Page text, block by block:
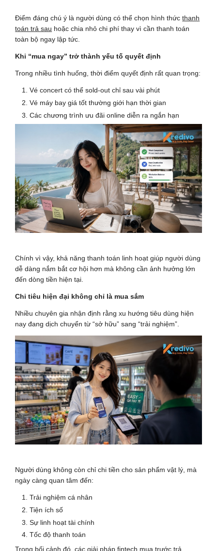
Điểm đáng chú ý là người dùng có thể chọn hình thứcthanh
toán trả sau hoặc chia nhỏ chi phí thay vì cần thanh toán
toàn bộ ngay lập tức.
Khi “mua ngay” trở thành yếu tố quyết định
Trong nhiều tình huống, thời điểm quyết định rất quan trọng:
Vé concert có thể sold-out chỉ sau vài phút
Vé máy bay giá tốt thường giới hạn thời gian
Các chương trình ưu đãi online diễn ra ngắn hạn
Chính vì vậy, khả năng thanh toán linh hoạt giúp người dùng
dễ dàng nắm bắt cơ hội hơn mà không cần ảnh hưởng lớn
đến dòng tiền hiện tại.
Chi tiêu hiện đại không chỉ là mua sắm
Nhiều chuyên gia nhận định rằng xu hướng tiêu dùng hiện
nay đang dịch chuyển từ “sở hữu” sang “trải nghiệm”.
Người dùng không còn chỉ chi tiền cho sản phẩm vật lý, mà
ngày càng quan tâm đến:
Trải nghiệm cá nhân
Tiện ích số
Sự linh hoạt tài chính
Tốc độ thanh toán
Trong bối cảnh đó, các giải pháp fintech mua trước trả